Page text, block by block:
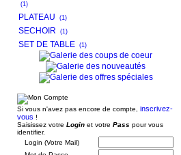
(1)
PLATEAU (1)
SECHOIR (1)
SET DE TABLE (1)
Si vous n'avez pas encore de compte, inscrivez-
vous !
Saisissez votre Login et votre Pass pour vous
identifier.
Login (Votre Mail)